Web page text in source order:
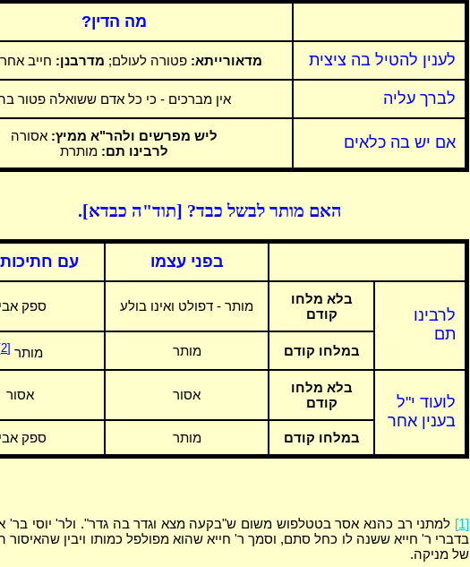
מה הדין?
לענין להטיל בה ציצית מדאורייתא: פטורה לעולם; מדרבנן: חייב
לברך עליה אין מברכים - כי כל אדם ששואלה פטור
אם יש בה כלאים ליש מפרשים ולהר"א ממיץ: אסורה
לרבינו תם: מותרת
האם מותר לבשל כבד? [תוד"ה כבדא].
בפני עצמו עם
לרבינו
תם
בלא מלחו
קודם
מותר - דפולט ואינו בולע ספק
במלחו קודם מותר מותר [2]
לועוד י"ל
בענין אחר
בלא מלחו
קודם
אסור אסור
במלחו קודם מותר ספק
[1]
למתני רב כהנא אסר בטטלפוש משום ש"בקעה מצא וגדר בה גדר". ולר' יוסי
בדברי ר' חייא ששנה לו כחל סתם, וסמך ר' חייא שהוא מפולפל כמותו ויבין שהאיסור
של מניקה.